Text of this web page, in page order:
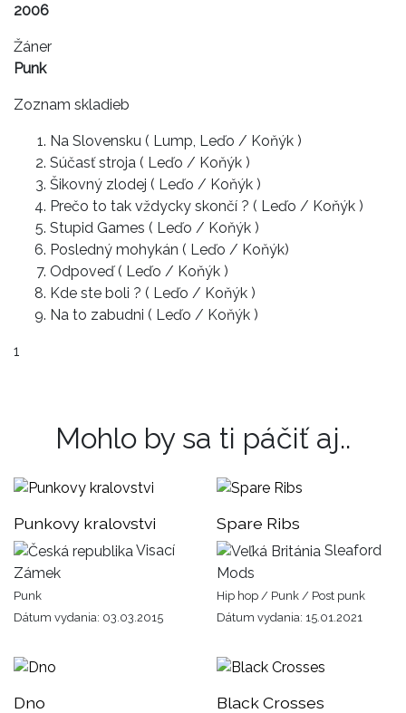
2006
Žáner
Punk
Zoznam skladieb
Na Slovensku ( Lump, Leďo / Koňýk )
Súčasť stroja ( Leďo / Koňýk )
Šikovný zlodej ( Leďo / Koňýk )
Prečo to tak vždycky skončí ? ( Leďo / Koňýk )
Stupid Games ( Leďo / Koňýk )
Posledný mohykán ( Leďo / Koňýk)
Odpoveď ( Leďo / Koňýk )
Kde ste boli ? ( Leďo / Koňýk )
Na to zabudni ( Leďo / Koňýk )
1
Mohlo by sa ti páčiť aj..
Punkovy kralovstvi
Visací
Zámek
Punk
Dátum vydania: 03.03.2015
Spare Ribs
Sleaford
Mods
Hip hop / Punk / Post punk
Dátum vydania: 15.01.2021
Dno Black Crosses